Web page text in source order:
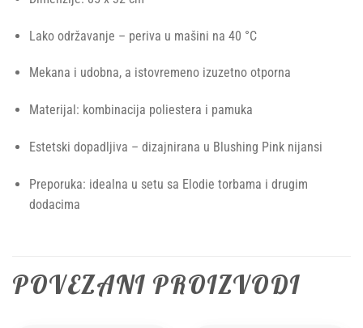
Lako održavanje – periva u mašini na 40 °C
Mekana i udobna, a istovremeno izuzetno otporna
Materijal: kombinacija poliestera i pamuka
Estetski dopadljiva – dizajnirana u Blushing Pink nijansi
Preporuka: idealna u setu sa Elodie torbama i drugim
dodacima
POVEZANI PROIZVODI